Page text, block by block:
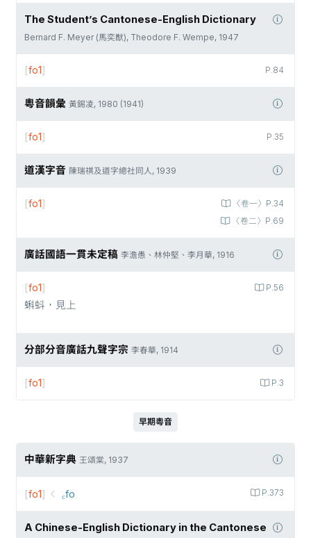
The Student’s Cantonese-English Dictionary
Bernard F. Meyer (馬奕猷), Theodore F. Wempe, 1947
P.84
[fo1]
粵音韻彙 黃錫凌, 1980 (1941)
P.35
[fo1]
道漢字音 陳瑞祺及道字總社同人, 1939
〈卷一〉P.34
〈卷二〉P.69
[fo1]
廣話國語一貫未定稿 李澹愚、林仲堅、李月華, 1916
P.56
[fo1]
蝌蚪，見上
分部分音廣話九聲字宗 李春華, 1914
P.3
[fo1]
早期粵音
中華新字典 王頌棠, 1937
P.373
[fo1] ꜀fo
A Chinese-English Dictionary in the Cantonese